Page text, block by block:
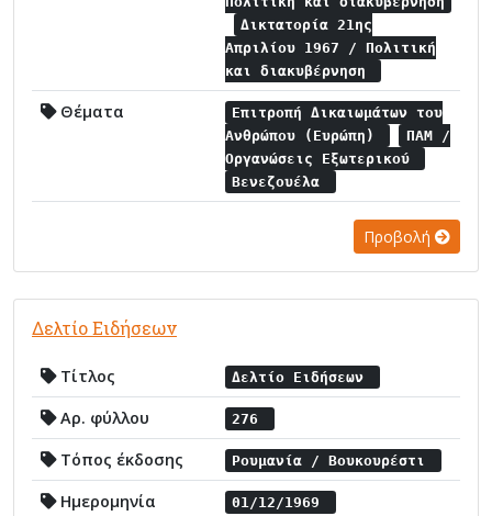
Δικτατορία 21ης
Απριλίου 1967 / Πολιτική
και διακυβέρνηση
Θέματα
Επιτροπή Δικαιωμάτων του
Ανθρώπου (Ευρώπη)
ΠΑΜ /
Οργανώσεις Εξωτερικού
Βενεζουέλα
Προβολή
Δελτίο Ειδήσεων
Τίτλος Δελτίο Ειδήσεων
Αρ. φύλλου 276
Τόπος έκδοσης Ρουμανία / Βουκουρέστι
Ημερομηνία 01/12/1969